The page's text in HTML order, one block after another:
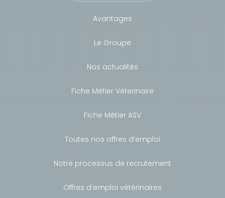
Avantages
Le Groupe
Nos actualités
Fiche Métier Véterinaire
Fiche Métier ASV
Toutes nos offres d’emploi
Notre processus de recrutement
Offres d’emploi vétérinaires